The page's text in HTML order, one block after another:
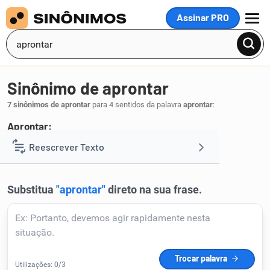
Assinar PRO
MENU
Reescrever Texto
Corrigir Texto
Sinônimo de aprontar
7 sinônimos de aprontar para 4 sentidos da palavra aprontar:
Aprontar:
1 preparar,dispor